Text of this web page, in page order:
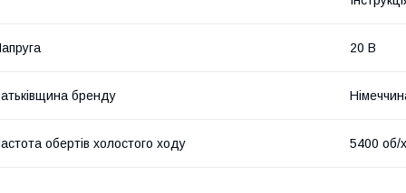
20 В
бренду
обертів холостого ходу 5400 об/